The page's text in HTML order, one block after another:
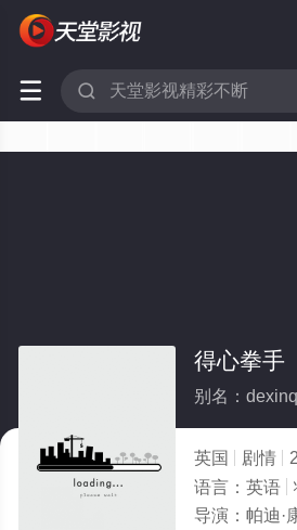
 
得心拳手
别名：
英国 剧情
语言： 英语
导演： 帕迪·